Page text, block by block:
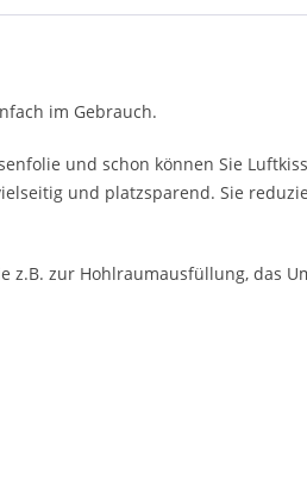
im Gebrauch.
und schon können Sie
und platzsparend. Sie
zur Hohlraumausfüllung, das